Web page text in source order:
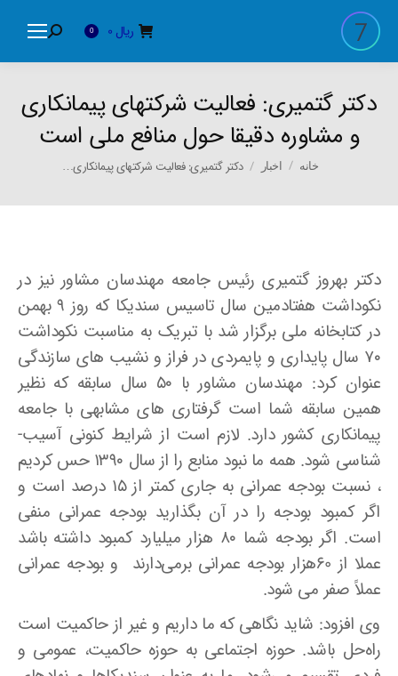
ریال 0
Search:
دکتر گتمیری: فعالیت شرکتهای پیمانکاری
و مشاوره دقیقا حول منافع ملی است
You are here:
خانه اخبار دکتر گتمیری: فعالیت شرکتهای پیمانکاری…
دکتر بهروز گتمیری رئیس جامعه مهندسان مشاور نیز در
نکوداشت هفتادمین سال تاسیس سندیکا که روز ۹ بهمن
در کتابخانه ملی برگزار شد با تبریک به مناسبت نکوداشت
۷۰ سال پایداری و پایمردی در فراز و نشیب­ های سازندگی
عنوان کرد: مهندسان مشاور با ۵۰ سال سابقه که نظیر
همین سابقه شما است گرفتاری­ های مشابهی با جامعه
پیمانکاری کشور دارد. لازم است از شرایط کنونی آسیب­
شناسی شود. همه ما نبود منابع را از سال ۱۳۹۰ حس کردیم
، نسبت بودجه عمرانی به جاری کمتر از ۱۵ درصد است و
اگر کمبود بودجه را در آن بگذارید بودجه عمرانی منفی
است. اگر بودجه شما ۸۰ هزار میلیارد کمبود داشته باشد
عملا از 60هزار بودجه عمرانی برمی‌دارند و بودجه عمرانی
عملاً صفر می ­شود.
وی افزود: شاید نگاهی که ما داریم و غیر از حاکمیت است
راه‌حل باشد. حوزه اجتماعی به حوزه حاکمیت، عمومی و